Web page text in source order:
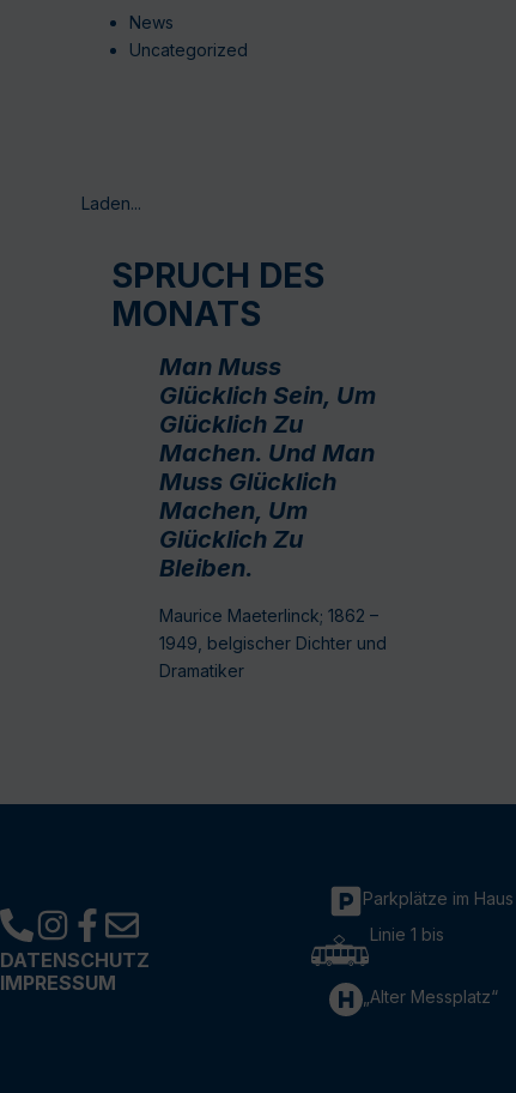
News
Uncategorized
Laden...
SPRUCH DES
MONATS
Man Muss
Glücklich Sein, Um
Glücklich Zu
Machen. Und Man
Muss Glücklich
Machen, Um
Glücklich Zu
Bleiben.
Maurice Maeterlinck; 1862 –
1949, belgischer Dichter und
Dramatiker
DATENSCHUTZ
IMPRESSUM
Parkplätze im Haus
Linie 1 bis
„Alter Messplatz“